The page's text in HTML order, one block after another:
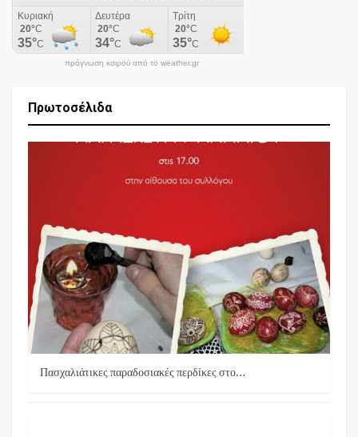
πρόγνωση καιρού από το weather.gr
Πρωτοσέλιδα
Πασχαλιάτικες παραδοσιακές περδίκες στο…